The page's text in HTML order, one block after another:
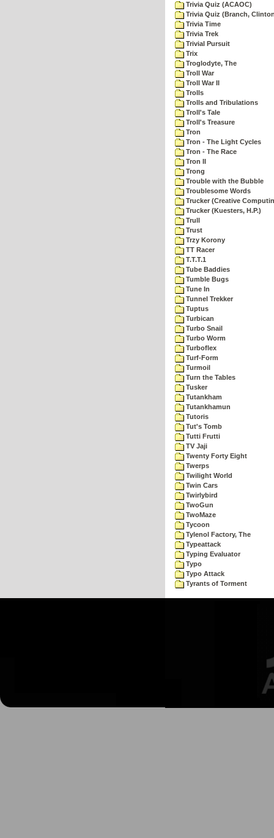
Trivia Quiz (ACAOC)
Trivia Quiz (Branch,
Trivia Time
Trivia Trek
Trivial Pursuit
Trix
Troglodyte, The
Troll War
Troll War II
Trolls
Trolls and Tribulations
Troll's Tale
Troll's Treasure
Tron
Tron - The Light Cycles
Tron - The Race
Tron II
Trong
Trouble with the Bubble
Troublesome Words
Trucker (Creative
Trucker (Kuesters, H.P.)
Trull
Trust
Trzy Korony
TT Racer
T.T.T.1
Tube Baddies
Tumble Bugs
Tune In
Tunnel Trekker
Tuptus
Turbican
Turbo Snail
Turbo Worm
Turboflex
Turf-Form
Turmoil
Turn the Tables
Tusker
Tutankham
Tutankhamun
Tutoris
Tut's Tomb
Tutti Frutti
TV Jaji
Twenty Forty Eight
Twerps
Twilight World
Twin Cars
Twirlybird
TwoGun
TwoMaze
Tycoon
Tylenol Factory, The
Typeattack
Typing Evaluator
Typo
Typo Attack
Tyrants of Torment